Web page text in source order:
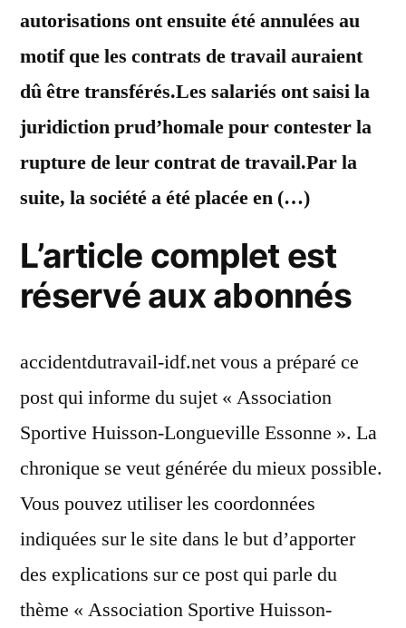
autorisations ont ensuite été annulées au
motif que les contrats de travail auraient
dû être transférés.Les salariés ont saisi la
juridiction prud’homale pour contester la
rupture de leur contrat de travail.Par la
suite, la société a été placée en (…)
L’article complet est
réservé aux abonnés
accidentdutravail-idf.net vous a préparé ce
post qui informe du sujet « Association
Sportive Huisson-Longueville Essonne ». La
chronique se veut générée du mieux possible.
Vous pouvez utiliser les coordonnées
indiquées sur le site dans le but d’apporter
des explications sur ce post qui parle du
thème « Association Sportive Huisson-